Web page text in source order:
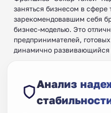
заняться бизнесом в сфере
зарекомендовавшим себя
бизнес-моделью. Это
предпринимателей,
динамично развивающийся
Анализ